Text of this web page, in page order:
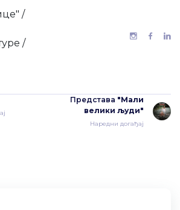
/
/
Представа "Мали
велики људи"
Наредни догађај